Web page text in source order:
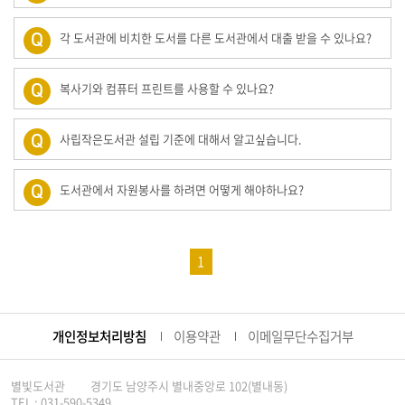
각 도서관에 비치한 도서를 다른 도서관에서 대출 받을 수 있나요?
복사기와 컴퓨터 프린트를 사용할 수 있나요?
사립작은도서관 설립 기준에 대해서 알고싶습니다.
도서관에서 자원봉사를 하려면 어떻게 해야하나요?
1
개인정보처리방침 이용약관 이메일무단수집거부
별빛도서관
경기도 남양주시 별내중앙로 102(별내동)